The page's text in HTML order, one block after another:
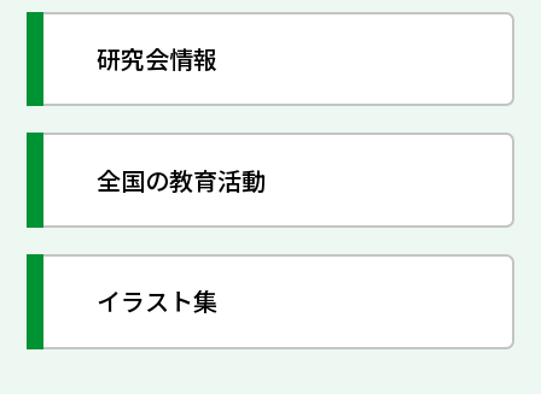
研究会情報
全国の教育活動
イラスト集